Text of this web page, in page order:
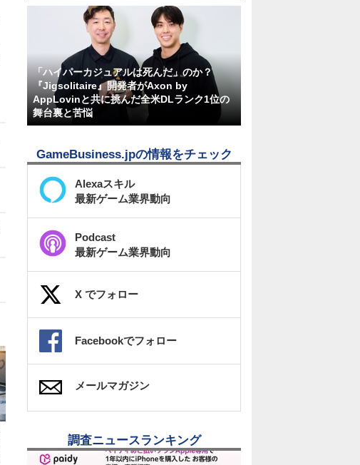
「ハイパーカジュアルは死んだ」のか？
『Jigsolitaire』開発者がAxon by
AppLovinと共に挑んだ全米DLランク1位の
舞台裏と苦悩
GameBusiness.jpの情報をチェック
Alexaスキル
最新ゲーム業界動向
Podcast
最新ゲーム業界動向
X でフォロー
Facebookでフォロー
メールマガジン
調査ニュースランキング